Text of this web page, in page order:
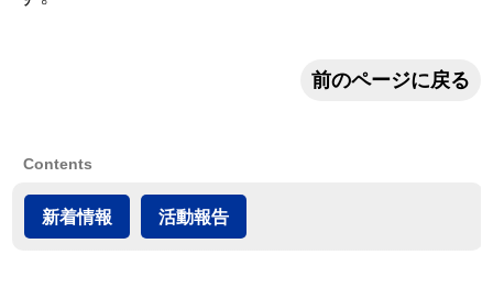
前のページに戻る
Contents
新着情報 活動報告